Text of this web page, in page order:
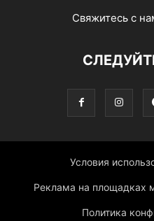
Свяжитесь с
Условия
Реклама на площадках
Политика